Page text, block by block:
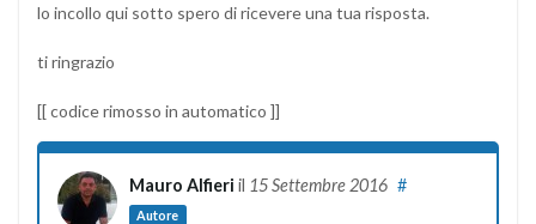
lo incollo qui sotto spero di ricevere una tua risposta.
ti ringrazio
[[ codice rimosso in automatico ]]
Mauro Alfieri il 15 Settembre 2016
Autore
#